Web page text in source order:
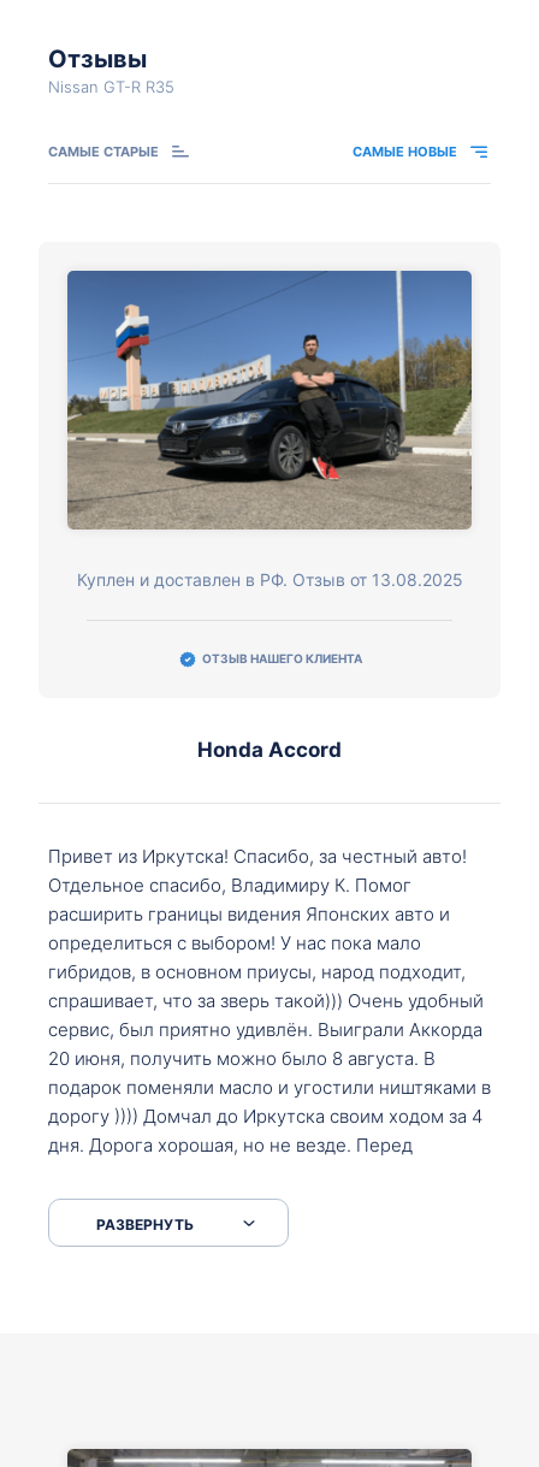
Отзывы
Nissan GT-R R35
САМЫЕ СТАРЫЕ САМЫЕ НОВЫЕ
Куплен и доставлен в РФ. Отзыв от 13.08.2025
ОТЗЫВ НАШЕГО КЛИЕНТА
Honda Accord
Привет из Иркутска! Спасибо, за честный авто!
Отдельное спасибо, Владимиру К. Помог
расширить границы видения Японских авто и
определиться с выбором! У нас пока мало
гибридов, в основном приусы, народ подходит,
спрашивает, что за зверь такой))) Очень удобный
сервис, был приятно удивлён. Выиграли Аккорда
20 июня, получить можно было 8 августа. В
подарок поменяли масло и угостили ништяками в
дорогу )))) Домчал до Иркутска своим ходом за 4
дня. Дорога хорошая, но не везде. Перед
серпантинах по пути следования.
РАЗВЕРНУТЬ